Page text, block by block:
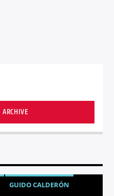
GUIDO CALDERÓN